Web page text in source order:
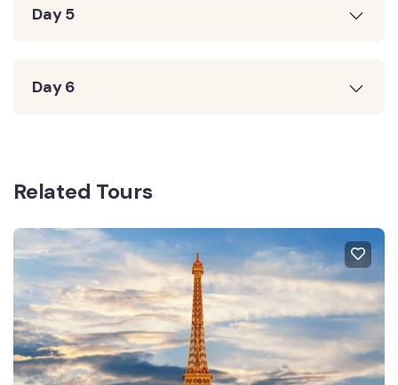
Day 5
Day 6
Related Tours